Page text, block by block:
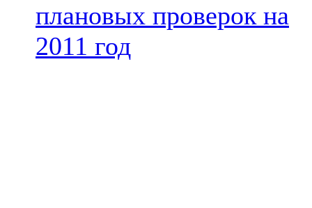
плановых проверок на
2011 год